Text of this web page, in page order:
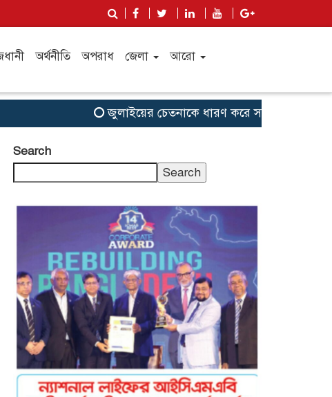
অর্থনীতি অপরাধ জেলা আরো
জুলাইয়ের চেতনাকে ধারণ করে সবাইকে ঐক্যবদ্ধ থাকতে
Search
Search